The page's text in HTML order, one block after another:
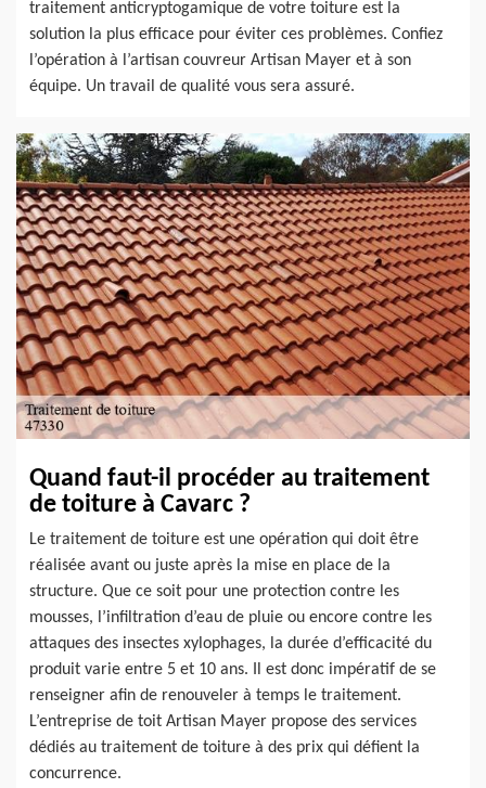
traitement anticryptogamique de votre toiture est la
solution la plus efficace pour éviter ces problèmes. Confiez
l’opération à l’artisan couvreur Artisan Mayer et à son
équipe. Un travail de qualité vous sera assuré.
Quand faut-il procéder au traitement
de toiture à Cavarc ?
Le traitement de toiture est une opération qui doit être
réalisée avant ou juste après la mise en place de la
structure. Que ce soit pour une protection contre les
mousses, l’infiltration d’eau de pluie ou encore contre les
attaques des insectes xylophages, la durée d’efficacité du
produit varie entre 5 et 10 ans. Il est donc impératif de se
renseigner afin de renouveler à temps le traitement.
L’entreprise de toit Artisan Mayer propose des services
dédiés au traitement de toiture à des prix qui défient la
concurrence.